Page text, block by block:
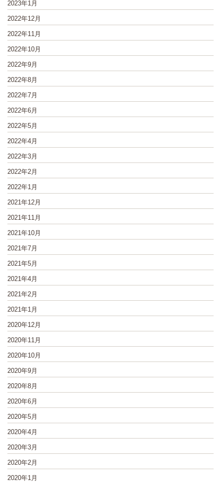
2023年1月
2022年12月
2022年11月
2022年10月
2022年9月
2022年8月
2022年7月
2022年6月
2022年5月
2022年4月
2022年3月
2022年2月
2022年1月
2021年12月
2021年11月
2021年10月
2021年7月
2021年5月
2021年4月
2021年2月
2021年1月
2020年12月
2020年11月
2020年10月
2020年9月
2020年8月
2020年6月
2020年5月
2020年4月
2020年3月
2020年2月
2020年1月